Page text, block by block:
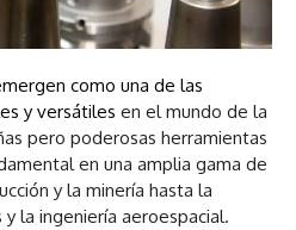
como una de las
y versátiles en el mundo de la
pero poderosas herramientas
en una amplia gama de
y la minería hasta la
la ingeniería aeroespacial.